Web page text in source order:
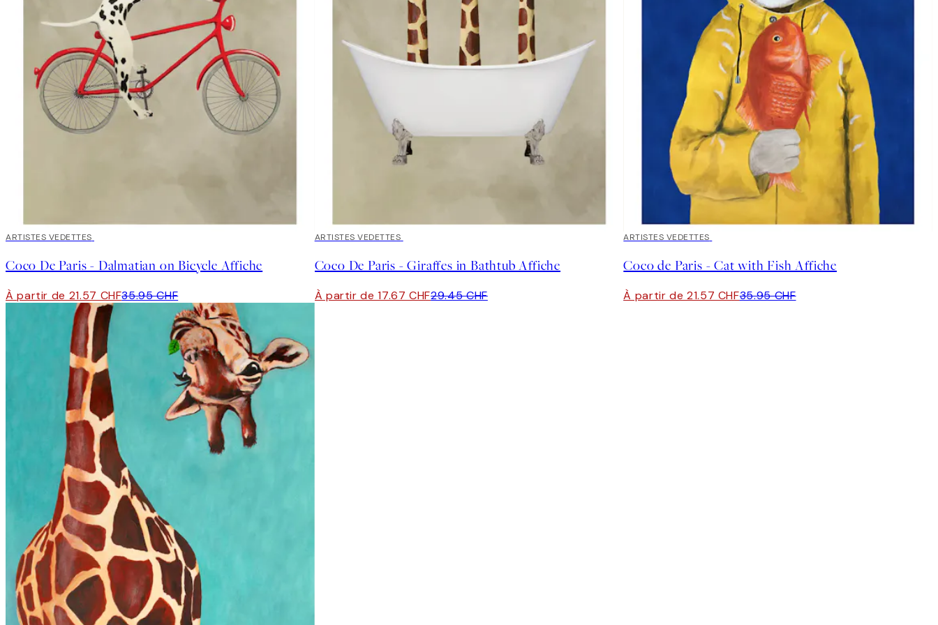
40%*
ARTISTES VEDETTES
Coco De Paris - Dalmatian on Bicycle Affiche
À partir de 21.57 CHF35.95 CHF
40%*
ARTISTES VEDETTES
Coco De Paris - Giraffes in Bathtub Affiche
À partir de 17.67 CHF29.45 CHF
40%*
ARTISTES VEDETTES
Coco de Paris - Cat with Fish Affiche
À partir de 21.57 CHF35.95 CHF